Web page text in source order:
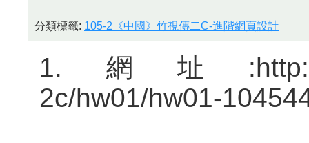
分類標籤: 105-2《中國》竹視傳二C-進階網頁設計
1.網址:http://
2c/hw01/hw01-